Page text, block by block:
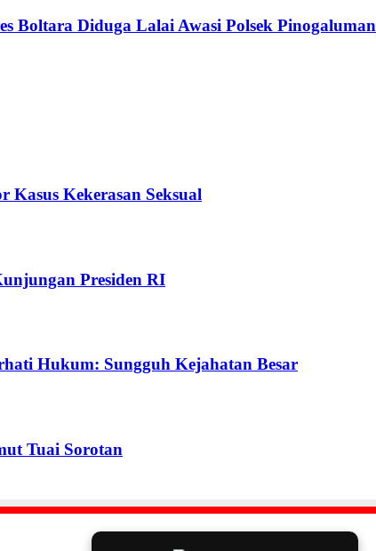
Boltara Diduga Lalai Awasi Polsek Pinogaluman
Kekerasan Seksual
Presiden RI
Hukum: Sungguh Kejahatan Besar
Tuai Sorotan